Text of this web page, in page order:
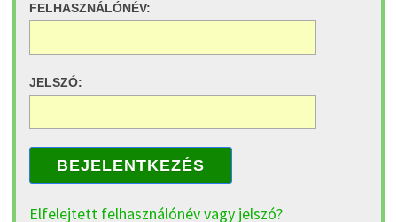
FELHASZNÁLÓNÉV:
JELSZÓ:
BEJELENTKEZÉS
Elfelejtett felhasználónév vagy jelszó?